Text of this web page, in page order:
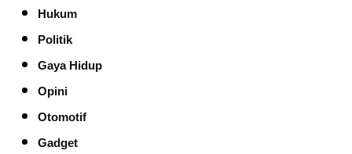
Hukum
Politik
Gaya Hidup
Opini
Otomotif
Gadget